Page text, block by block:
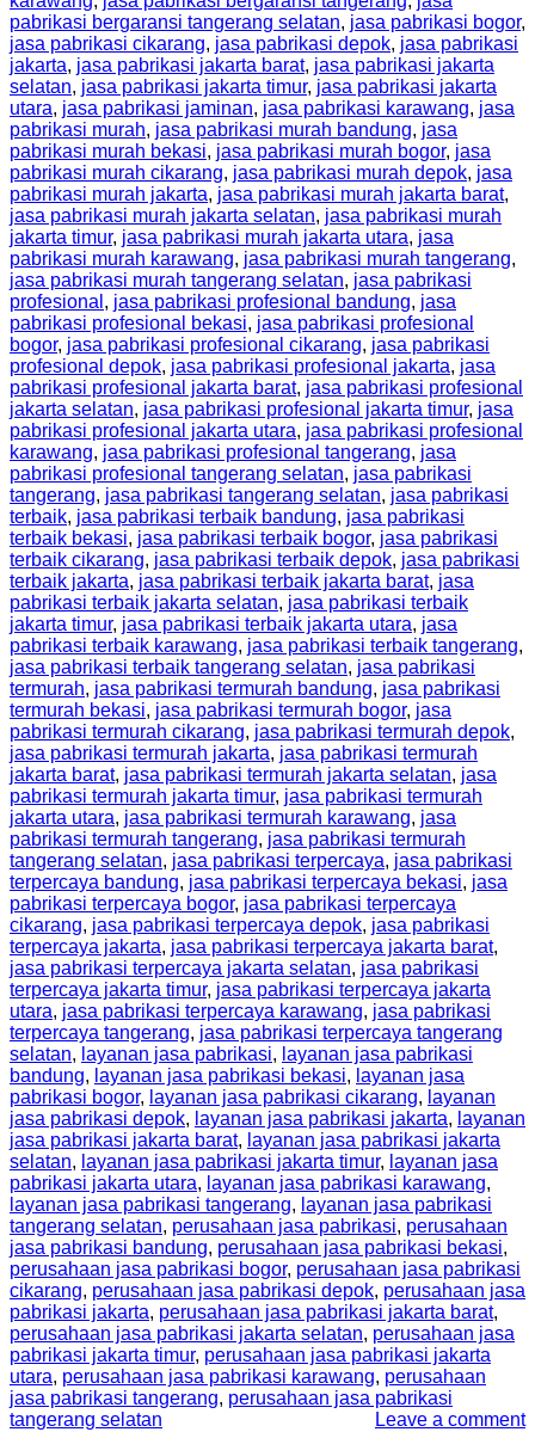
pabrikasi bergaransi tangerang selatan, jasa pabrikasi bogor,
jasa pabrikasi cikarang, jasa pabrikasi depok, jasa pabrikasi
jakarta, jasa pabrikasi jakarta barat, jasa pabrikasi jakarta
selatan, jasa pabrikasi jakarta timur, jasa pabrikasi jakarta
utara, jasa pabrikasi jaminan, jasa pabrikasi karawang, jasa
pabrikasi murah, jasa pabrikasi murah bandung, jasa
pabrikasi murah bekasi, jasa pabrikasi murah bogor, jasa
pabrikasi murah cikarang, jasa pabrikasi murah depok, jasa
pabrikasi murah jakarta, jasa pabrikasi murah jakarta barat,
jasa pabrikasi murah jakarta selatan, jasa pabrikasi murah
jakarta timur, jasa pabrikasi murah jakarta utara, jasa
pabrikasi murah karawang, jasa pabrikasi murah tangerang,
jasa pabrikasi murah tangerang selatan, jasa pabrikasi
profesional , jasa pabrikasi profesional bandung, jasa
pabrikasi profesional bekasi, jasa pabrikasi profesional
bogor, jasa pabrikasi profesional cikarang, jasa pabrikasi
profesional depok, jasa pabrikasi profesional jakarta, jasa
pabrikasi profesional jakarta barat, jasa pabrikasi profesional
jakarta selatan, jasa pabrikasi profesional jakarta timur, jasa
pabrikasi profesional jakarta utara, jasa pabrikasi profesional
karawang, jasa pabrikasi profesional tangerang, jasa
pabrikasi profesional tangerang selatan, jasa pabrikasi
tangerang, jasa pabrikasi tangerang selatan, jasa pabrikasi
terbaik, jasa pabrikasi terbaik bandung, jasa pabrikasi
terbaik bekasi, jasa pabrikasi terbaik bogor, jasa pabrikasi
terbaik cikarang, jasa pabrikasi terbaik depok, jasa pabrikasi
terbaik jakarta, jasa pabrikasi terbaik jakarta barat, jasa
pabrikasi terbaik jakarta selatan, jasa pabrikasi terbaik
jakarta timur, jasa pabrikasi terbaik jakarta utara, jasa
pabrikasi terbaik karawang, jasa pabrikasi terbaik tangerang,
jasa pabrikasi terbaik tangerang selatan, jasa pabrikasi
termurah, jasa pabrikasi termurah bandung, jasa pabrikasi
termurah bekasi, jasa pabrikasi termurah bogor, jasa
pabrikasi termurah cikarang, jasa pabrikasi termurah depok,
jasa pabrikasi termurah jakarta, jasa pabrikasi termurah
jakarta barat, jasa pabrikasi termurah jakarta selatan, jasa
pabrikasi termurah jakarta timur, jasa pabrikasi termurah
jakarta utara, jasa pabrikasi termurah karawang, jasa
pabrikasi termurah tangerang, jasa pabrikasi termurah
tangerang selatan, jasa pabrikasi terpercaya, jasa pabrikasi
terpercaya bandung, jasa pabrikasi terpercaya bekasi, jasa
pabrikasi terpercaya bogor, jasa pabrikasi terpercaya
cikarang, jasa pabrikasi terpercaya depok, jasa pabrikasi
terpercaya jakarta, jasa pabrikasi terpercaya jakarta barat,
jasa pabrikasi terpercaya jakarta selatan, jasa pabrikasi
terpercaya jakarta timur, jasa pabrikasi terpercaya jakarta
utara, jasa pabrikasi terpercaya karawang, jasa pabrikasi
terpercaya tangerang, jasa pabrikasi terpercaya tangerang
selatan, layanan jasa pabrikasi, layanan jasa pabrikasi
bandung, layanan jasa pabrikasi bekasi, layanan jasa
pabrikasi bogor, layanan jasa pabrikasi cikarang, layanan
jasa pabrikasi depok, layanan jasa pabrikasi jakarta, layanan
jasa pabrikasi jakarta barat, layanan jasa pabrikasi jakarta
selatan, layanan jasa pabrikasi jakarta timur, layanan jasa
pabrikasi jakarta utara, layanan jasa pabrikasi karawang,
layanan jasa pabrikasi tangerang, layanan jasa pabrikasi
tangerang selatan, perusahaan jasa pabrikasi, perusahaan
jasa pabrikasi bandung, perusahaan jasa pabrikasi bekasi,
perusahaan jasa pabrikasi bogor, perusahaan jasa pabrikasi
cikarang, perusahaan jasa pabrikasi depok, perusahaan jasa
pabrikasi jakarta, perusahaan jasa pabrikasi jakarta barat,
perusahaan jasa pabrikasi jakarta selatan, perusahaan jasa
pabrikasi jakarta timur, perusahaan jasa pabrikasi jakarta
utara, perusahaan jasa pabrikasi karawang, perusahaan
jasa pabrikasi tangerang, perusahaan jasa pabrikasi
tangerang selatan
Leave a comment